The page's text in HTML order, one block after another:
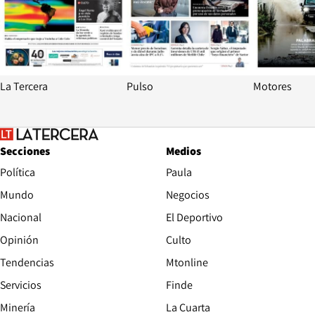
La Tercera Pulso Motores
Secciones
Política
Mundo
Nacional
Opinión
Tendencias
Servicios
Minería
Medios
Paula
Negocios
El Deportivo
Culto
Mtonline
Finde
La Cuarta